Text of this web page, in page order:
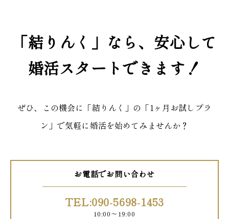
「結りんく」なら、安心して
婚活スタートできます！
ぜひ、この機会に「結りんく」の「1ヶ月お試しプラ
ン」で気軽に婚活を始めてみませんか？
お電話でお問い合わせ
TEL:090-5698-1453
10:00〜19:00